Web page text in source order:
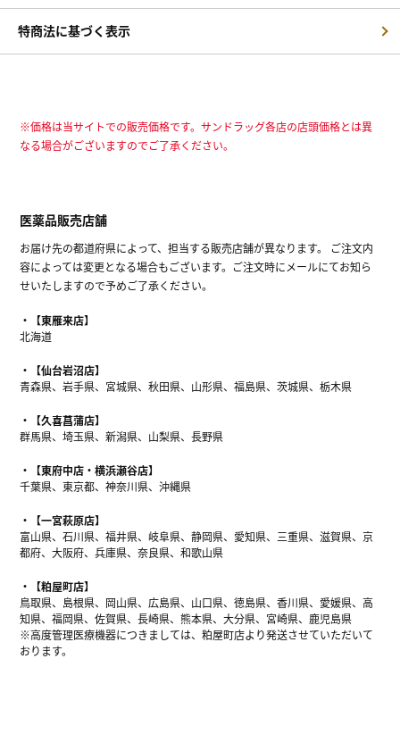
特商法に基づく表示
※価格は当サイトでの販売価格です。サンドラッグ各店の店頭価格とは異
なる場合がございますのでご了承ください。
医薬品販売店舗
お届け先の都道府県によって、担当する販売店舗が異なります。 ご注文内
容によっては変更となる場合もございます。ご注文時にメールにてお知ら
せいたしますので予めご了承ください。
【東雁来店】
北海道
【仙台岩沼店】
青森県、岩手県、宮城県、秋田県、山形県、福島県、茨城県、栃木県
【久喜菖蒲店】
群馬県、埼玉県、新潟県、山梨県、長野県
【東府中店・横浜瀬谷店】
千葉県、東京都、神奈川県、沖縄県
【一宮萩原店】
富山県、石川県、福井県、岐阜県、静岡県、愛知県、三重県、滋賀県、京
都府、大阪府、兵庫県、奈良県、和歌山県
【粕屋町店】
鳥取県、島根県、岡山県、広島県、山口県、徳島県、香川県、愛媛県、高
知県、福岡県、佐賀県、長崎県、熊本県、大分県、宮崎県、鹿児島県
※高度管理医療機器につきましては、粕屋町店より発送させていただいて
おります。